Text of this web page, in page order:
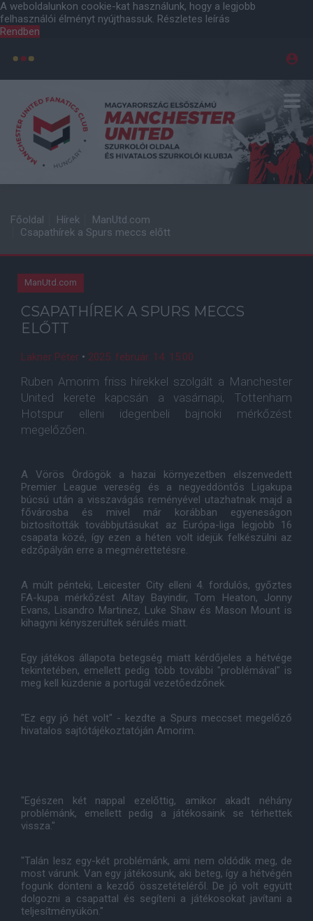
A weboldalunkon cookie-kat használunk, hogy a legjobb
felhasználói élményt nyújthassuk. Részletes leírás
Rendben
Főoldal Hírek
ManUtd.com
Csapathírek a Spurs meccs előtt
ManUtd.com
CSAPATHÍREK A SPURS MECCS
ELŐTT
Lakner Péter • 2025. február. 14. 15:00
Ruben Amorim friss hírekkel szolgált a Manchester
United kerete kapcsán a vasárnapi, Tottenham
Hotspur elleni idegenbeli bajnoki mérkőzést
megelőzően.
A Vörös Ördögök a hazai környezetben elszenvedett
Premier League vereség és a negyeddöntős Ligakupa
búcsú után a visszavágás reményével utazhatnak majd a
fővárosba és mivel már korábban egyeneságon
biztosították továbbjutásukat az Európa-liga legjobb 16
csapata közé, így ezen a héten volt idejük felkészülni az
edzőpályán erre a megmérettetésre.
A múlt pénteki, Leicester City elleni 4. fordulós, győztes
FA-kupa mérkőzést Altay Bayindir, Tom Heaton, Jonny
Evans, Lisandro Martinez, Luke Shaw és Mason Mount is
kihagyni kényszerültek sérülés miatt.
Egy játékos állapota betegség miatt kérdőjeles a hétvége
tekintetében, emellett pedig több további "problémával" is
meg kell küzdenie a portugál vezetőedzőnek.
"Ez egy jó hét volt" - kezdte a Spurs meccset megelőző
hivatalos sajtótájékoztatóján Amorim.
"Egészen két nappal ezelőttig, amikor akadt néhány
problémánk, emellett pedig a játékosaink se térhettek
vissza."
"Talán lesz egy-két problémánk, ami nem oldódik meg, de
most várunk. Van egy játékosunk, aki beteg, így a hétvégén
fogunk dönteni a kezdő összetételéről. De jó volt együtt
dolgozni a csapattal és segíteni a játékosokat javítani a
teljesítményükön."